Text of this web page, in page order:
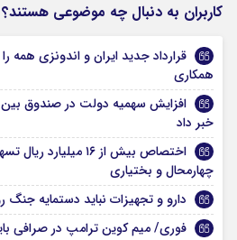
کاربران به دنبال چه موضوعی هستند؟
قرارداد جدید ایران و اندونزی همه
همکاری
افزایش سهمیه دولت در صندوق بین
خبر داد
اختصاص بیش از ۱۶
چهارمحال و بختیاری
دارو و تجهیزات نباید دستمایه
فوری/ میم کوین ترامپ در صرافی